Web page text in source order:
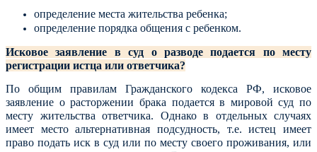
определение места жительства ребенка;
определение порядка общения с ребенком.
Исковое заявление в суд о разводе подается по месту
регистрации истца или ответчика?
По общим правилам Гражданского кодекса РФ, исковое
заявление о расторжении брака подается в мировой суд по
месту жительства ответчика. Однако в отдельных случаях
имеет место альтернативная подсудность, т.е. истец имеет
право подать иск в суд или по месту своего проживания, или